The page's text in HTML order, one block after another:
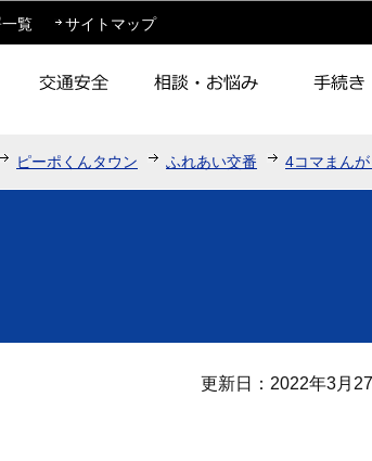
このページの本文へ移動
覧 サイトマップ
ピーポくんタウン ふれあい交番 4コマまん
更新日：2022年3月